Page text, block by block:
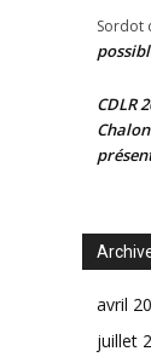
Sordot
CDLR
avril
juillet